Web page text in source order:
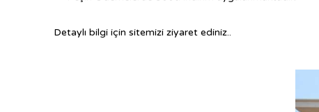
Detaylı bilgi için sitemizi ziyaret ediniz..